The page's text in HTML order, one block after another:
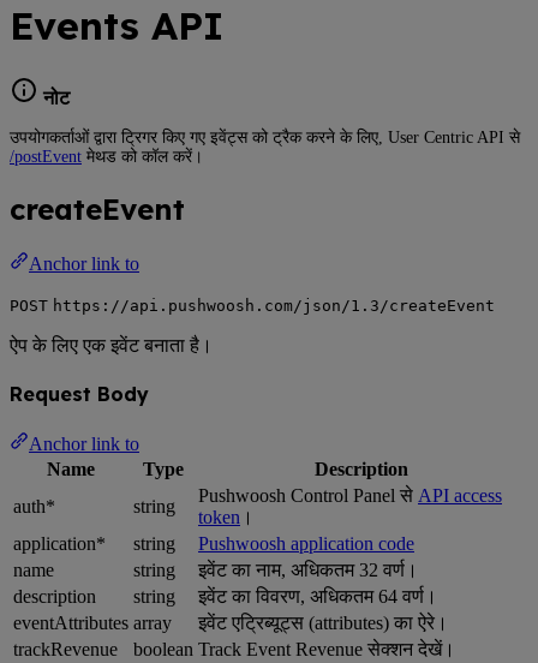
Events API
नोट
उपयोगकर्ताओं द्वारा ट्रिगर किए गए इवेंट्स को ट्रैक करने के लिए, User Centric API से
/postEvent मेथड को कॉल करें।
createEvent
Anchor link to
POST https://api.pushwoosh.com/json/1.3/createEvent
ऐप के लिए एक इवेंट बनाता है।
Request Body
Anchor link to
Name
Type
Description
auth*
string
Pushwoosh Control Panel से API access
token ।
application*
string
Pushwoosh application code
name
string
इवेंट का नाम, अधिकतम 32 वर्ण।
description
string
इवेंट का विवरण, अधिकतम 64 वर्ण।
eventAttributes array
इवेंट एट्रिब्यूट्स (attributes) का ऐरे।
trackRevenue
boolean Track Event Revenue सेक्शन देखें।